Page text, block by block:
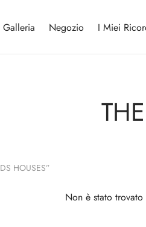
Galleria Negozio I Miei
HOUSES”
Non è stato